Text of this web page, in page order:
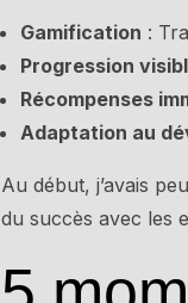
Gamification :
Progression
Récompenses
Adaptation au
Au début, j’avais
du succès avec les